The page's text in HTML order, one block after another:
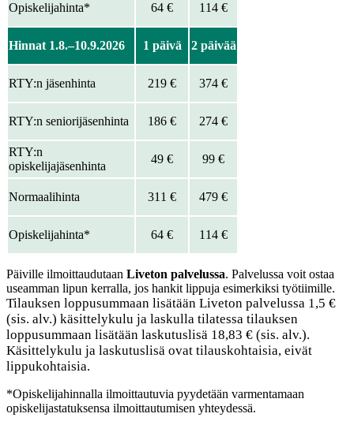
Opiskelijahinta* 64 € 114 €
Hinnat 1.8.–10.9.2026 1 päivä 2 päivää
RTY:n jäsenhinta 219 € 374 €
RTY:n seniorijäsenhinta 186 € 274 €
RTY:n
opiskelijajäsenhinta
49 € 99 €
Normaalihinta 311 € 479 €
Opiskelijahinta* 64 € 114 €
Päiville ilmoittaudutaan Liveton palvelussa. Palvelussa voit ostaa
useamman lipun kerralla, jos hankit lippuja esimerkiksi työtiimille.
Tilauksen loppusummaan lisätään Liveton palvelussa 1,5 €
(sis. alv.) käsittelykulu ja laskulla tilatessa tilauksen
loppusummaan lisätään laskutuslisä 18,83 € (sis. alv.).
Käsittelykulu ja laskutuslisä ovat tilauskohtaisia, eivät
lippukohtaisia.
*Opiskelijahinnalla ilmoittautuvia pyydetään varmentamaan
opiskelijastatuksensa ilmoittautumisen yhteydessä.